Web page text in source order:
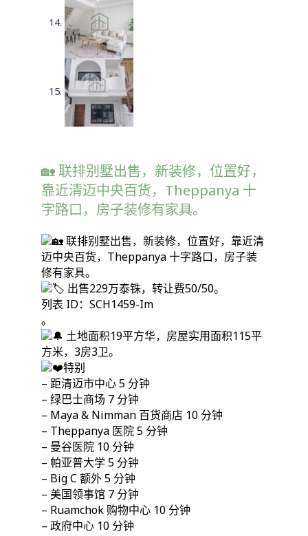
🏡 联排别墅出售，新装修，位置好，
靠近清迈中央百货，Theppanya 十
字路口，房子装修有家具。
联排别墅出售，新装修，位置好，靠近清
迈中央百货，Theppanya 十字路口，房子装
修有家具。
出售229万泰铢，转让费50/50。
列表 ID：SCH1459-Im
。
土地面积19平方华，房屋实用面积115平
方米，3房3卫。
特别
– 距清迈市中心 5 分钟
– 绿巴士商场 7 分钟
– Maya & Nimman 百货商店 10 分钟
– Theppanya 医院 5 分钟
– 曼谷医院 10 分钟
– 帕亚普大学 5 分钟
– Big C 额外 5 分钟
– 美国领事馆 7 分钟
– Ruamchok 购物中心 10 分钟
– 政府中心 10 分钟